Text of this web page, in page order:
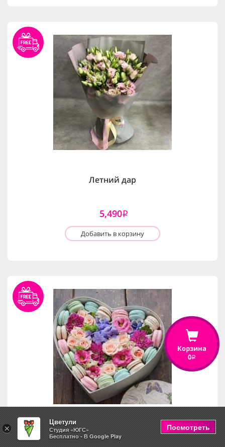
Летний дар
5,490i
Добавить в корзину
С любовью
Корзина
0i
×
Цветули
Студия «ЮГС»
Бесплатно - В Google Play
Посмотреть